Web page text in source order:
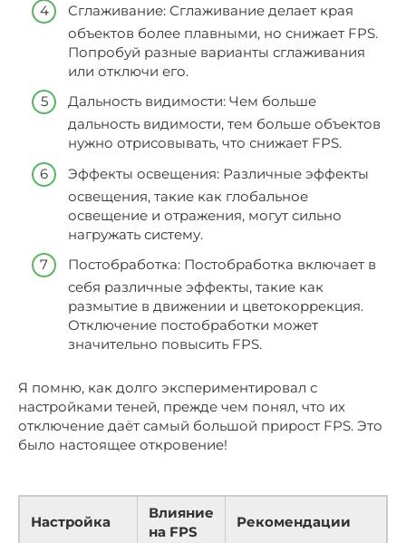
Сглаживание: Сглаживание делает края
объектов более плавными, но снижает FPS.
Попробуй разные варианты сглаживания
или отключи его.
Дальность видимости: Чем больше
дальность видимости, тем больше объектов
нужно отрисовывать, что снижает FPS.
Эффекты освещения: Различные эффекты
освещения, такие как глобальное
освещение и отражения, могут сильно
нагружать систему.
Постобработка: Постобработка включает в
себя различные эффекты, такие как
размытие в движении и цветокоррекция.
Отключение постобработки может
значительно повысить FPS.
Я помню, как долго экспериментировал с
настройками теней, прежде чем понял, что их
отключение даёт самый большой прирост FPS. Это
было настоящее откровение!
Настройка
Влияние
на FPS
Рекомендации